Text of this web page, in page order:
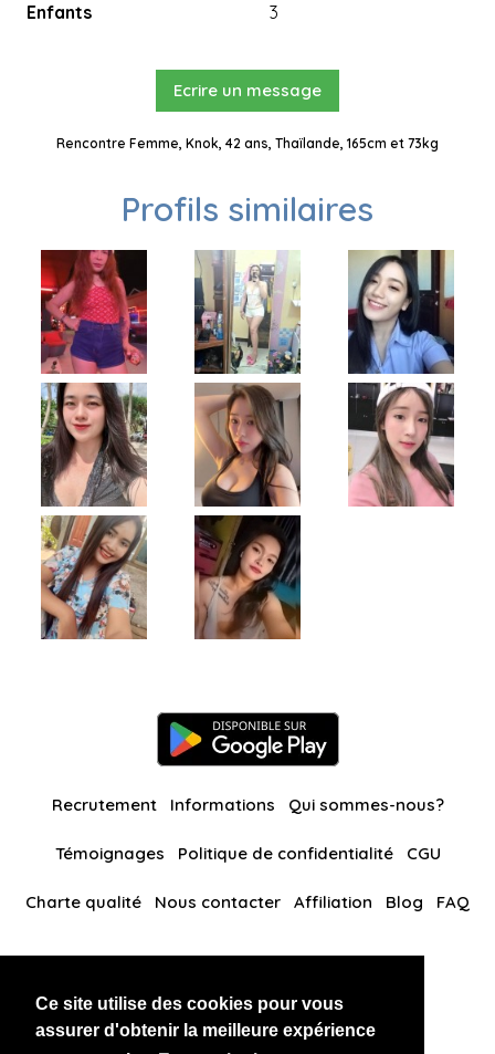
Ce site utilise des cookies pour vous
assurer d'obtenir la meilleure expérience
Enfants
3
Ecrire un message
Rencontre Femme, Knok, 42 ans, Thaïlande, 165cm et 73kg
Profils similaires
Recrutement Informations Qui sommes-nous?
Témoignages Politique de confidentialité CGU
Charte qualité Nous contacter Affiliation Blog FAQ
BlackAndBeauties RussianKisses